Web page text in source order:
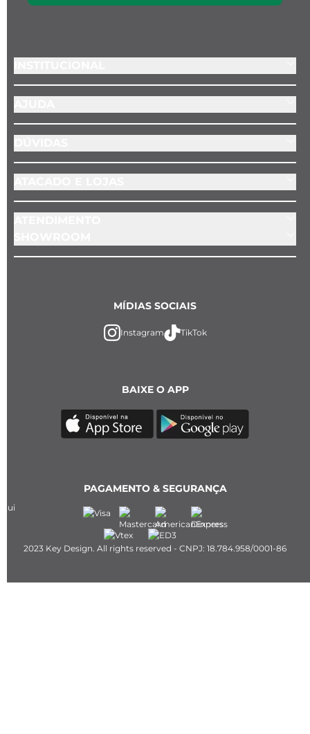
BAIXE O APP
MÍDIAS SOCIAIS
Instagram TikTok
PAGAMENTO & SEGURANÇA
2023 Key Design. All rights reserved - CNPJ: 18.784.958/0001-86